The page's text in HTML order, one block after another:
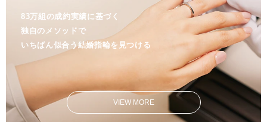
VIEW MORE
83万組の成約実績に基づく
独自のメソッドで
いちばん似合う結婚指輪を見つける